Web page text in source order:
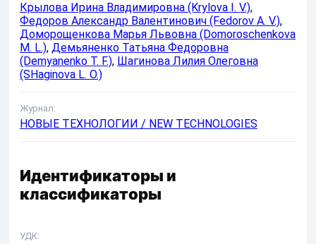
Крылова Ирина Владимировна (Krylova I. V.),
Федоров Александр Валентинович (Fedorov A. V.),
Доморощенкова Марья Львовна (Domoroschenkova
M. L.), Демьяненко Татьяна Федоровна
(Demyanenko T. F.), Шагинова Лилия Олеговна
(SHaginova L. O.)
Журнал:
НОВЫЕ ТЕХНОЛОГИИ / NEW TECHNOLOGIES
Идентификаторы и
классификаторы
УДК